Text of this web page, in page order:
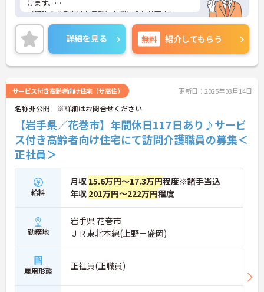
けます。
ご興味のある方はお気軽にお問い合わせ下さい。
詳細を見る 無料 紹介してもらう
サービス付き高齢者向け住宅（サ高住） 更新日：2025年03月14日
名称非公開 ※詳細はお問合せください
【岩手県／花巻市】年間休日117日あり♪サービ
ス付き高齢者向け住宅にて訪問介護職員の募集＜
正社員＞
給料
月収 15.6万円～17.3万円程度※諸手当込
年収 201万円～222万円程度
勤務地
岩手県 花巻市
ＪＲ東北本線(上野－盛岡)
雇用形態 正社員(正職員)